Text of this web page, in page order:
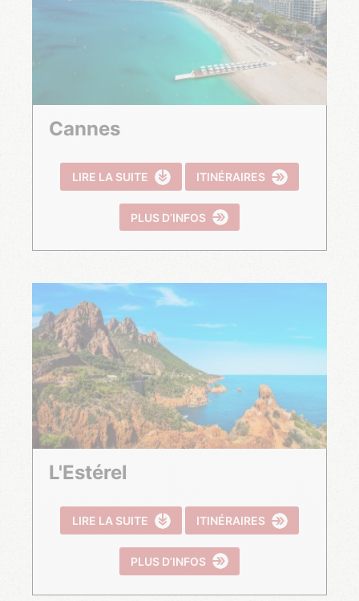
Cannes
LIRE LA SUITE ITINÉRAIRES
PLUS D’INFOS
L'Estérel
LIRE LA SUITE ITINÉRAIRES
PLUS D’INFOS